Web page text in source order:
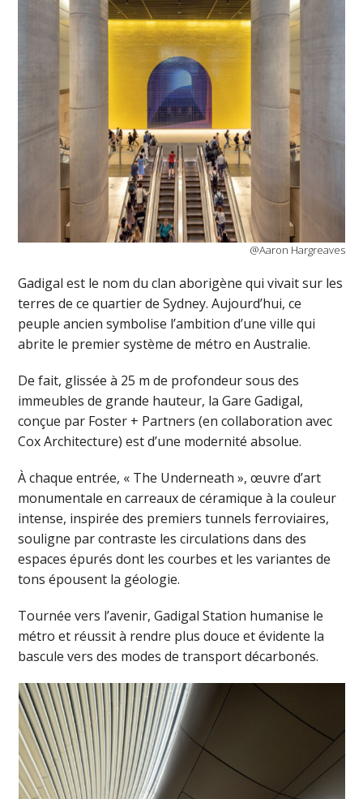
@Aaron Hargreaves
Gadigal est le nom du clan aborigène qui vivait sur les
terres de ce quartier de Sydney. Aujourd’hui, ce
peuple ancien symbolise l’ambition d’une ville qui
abrite le premier système de métro en Australie.
De fait, glissée à 25 m de profondeur sous des
immeubles de grande hauteur, la Gare Gadigal,
conçue par Foster + Partners (en collaboration avec
Cox Architecture) est d’une modernité absolue.
À chaque entrée, « The Underneath », œuvre d’art
monumentale en carreaux de céramique à la couleur
intense, inspirée des premiers tunnels ferroviaires,
souligne par contraste les circulations dans des
espaces épurés dont les courbes et les variantes de
tons épousent la géologie.
Tournée vers l’avenir, Gadigal Station humanise le
métro et réussit à rendre plus douce et évidente la
bascule vers des modes de transport décarbonés.